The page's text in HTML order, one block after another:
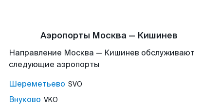
Аэропорты Москва — Кишинев
Направление Москва — Кишинев обслуживают
следующие аэропорты
Шереметьево SVO
Внуково VKO